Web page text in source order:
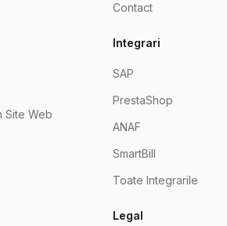
Site Web
Contact
Integrari
SAP
PrestaShop
ANAF
SmartBill
Toate Integrarile
Legal